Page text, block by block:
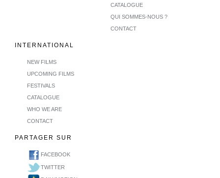
CATALOGUE
QUI SOMMES-NOUS ?
CONTACT
INTERNATIONAL
NEW FILMS
UPCOMING FILMS
FESTIVALS
CATALOGUE
WHO WE ARE
CONTACT
PARTAGER SUR
FACEBOOK
TWITTER